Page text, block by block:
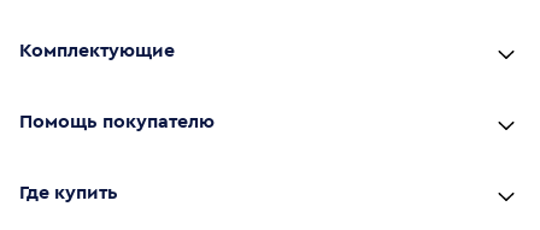
Комплектующие
Помощь покупателю
Где купить